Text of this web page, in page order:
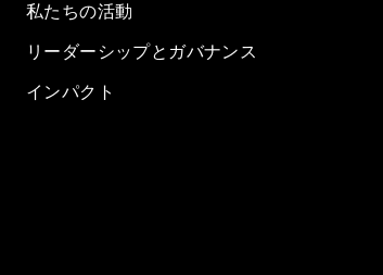
私たちの活動
リーダーシップとガバナンス
インパクト